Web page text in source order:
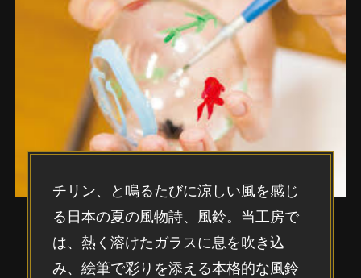
チリン、と鳴るたびに涼しい風を感じ
る日本の夏の風物詩、風鈴。当工房で
は、熱く溶けたガラスに息を吹き込
み、絵筆で彩りを添える本格的な風鈴